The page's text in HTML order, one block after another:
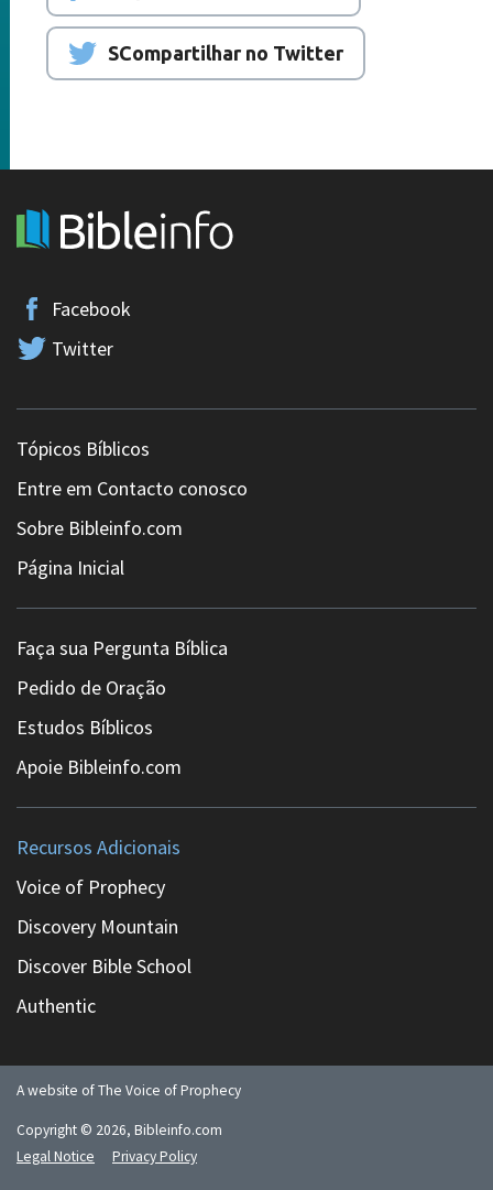
SCompartilhar no Twitter
Facebook
Twitter
Tópicos Bíblicos
Entre em Contacto conosco
Sobre Bibleinfo.com
Página Inicial
Faça sua Pergunta Bíblica
Pedido de Oração
Estudos Bíblicos
Apoie Bibleinfo.com
Recursos Adicionais
Voice of Prophecy
Discovery Mountain
Discover Bible School
Authentic
A website of The Voice of Prophecy
Copyright © 2026, Bibleinfo.com
Legal Notice
Privacy Policy